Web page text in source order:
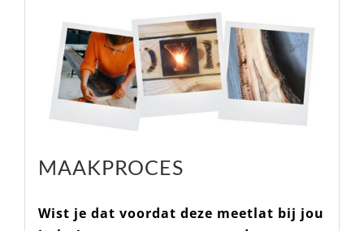
MAAKPROCES
Wist je dat voordat deze meetlat bij jou